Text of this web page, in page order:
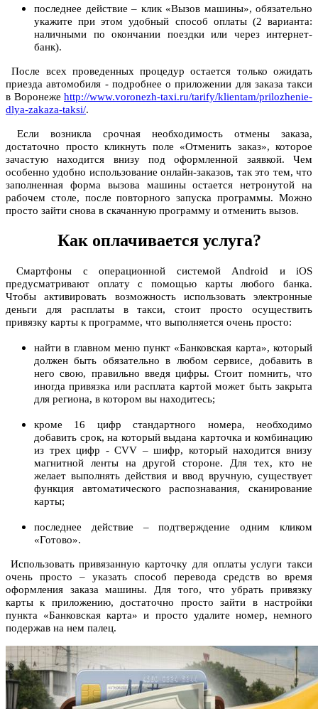
последнее действие – клик «Вызов машины», обязательно
укажите при этом удобный способ оплаты (2 варианта:
наличными по окончании поездки или через интернет-
банк).
После всех проведенных процедур остается только ожидать
приезда автомобиля - подробнее о приложении для заказа такси
в Воронеже http://www.voronezh-taxi.ru/tarify/klientam/prilozhenie-
dlya-zakaza-taksi/.
Если возникла срочная необходимость отмены заказа,
достаточно просто кликнуть поле «Отменить заказ», которое
зачастую находится внизу под оформленной заявкой. Чем
особенно удобно использование онлайн-заказов, так это тем, что
заполненная форма вызова машины остается нетронутой на
рабочем столе, после повторного запуска программы. Можно
просто зайти снова в скачанную программу и отменить вызов.
Как оплачивается услуга?
Смартфоны с операционной системой Android и iOS
предусматривают оплату с помощью карты любого банка.
Чтобы активировать возможность использовать электронные
деньги для расплаты в такси, стоит просто осуществить
привязку карты к программе, что выполняется очень просто:
найти в главном меню пункт «Банковская карта», который
должен быть обязательно в любом сервисе, добавить в
него свою, правильно введя цифры. Стоит помнить, что
иногда привязка или расплата картой может быть закрыта
для региона, в котором вы находитесь;
кроме 16 цифр стандартного номера, необходимо
добавить срок, на который выдана карточка и комбинацию
из трех цифр - CVV – шифр, который находится внизу
магнитной ленты на другой стороне. Для тех, кто не
желает выполнять действия и ввод вручную, существует
функция автоматического распознавания, сканирование
карты;
последнее действие – подтверждение одним кликом
«Готово».
Использовать привязанную карточку для оплаты услуги такси
очень просто – указать способ перевода средств во время
оформления заказа машины. Для того, что убрать привязку
карты к приложению, достаточно просто зайти в настройки
пункта «Банковская карта» и просто удалите номер, немного
подержав на нем палец.